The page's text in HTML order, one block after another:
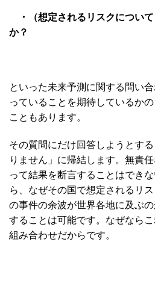
・（想定されるリスクについ
か？
といった未来予測に関する問い
っていることを期待しているか
こともあります。
その質問にだけ回答しようとす
りません」に帰結します。無責
って結果を断言することはでき
ら、なぜその国で想定されるリ
の事件の余波が世界各地に及ぶ
することは可能です。なぜなら
組み合わせだからです。